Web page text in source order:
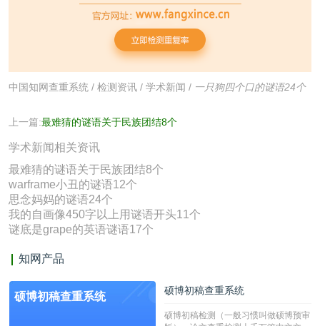
中国知网查重系统 / 检测资讯 / 学术新闻 / 一只狗四个口的谜语24个
上一篇:最难猜的谜语关于民族团结8个
学术新闻相关资讯
最难猜的谜语关于民族团结8个
warframe小丑的谜语12个
思念妈妈的谜语24个
我的自画像450字以上用谜语开头11个
谜底是grape的英语谜语17个
知网产品
硕博初稿查重系统 硕博初稿查重系统
硕博初稿检测（一般习惯叫做硕博预审